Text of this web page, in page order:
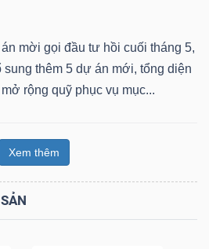
mời gọi đầu tư hồi cuối tháng 5,
sung thêm 5 dự án mới, tổng diện
rộng quỹ phục vụ mục...
Xem thêm